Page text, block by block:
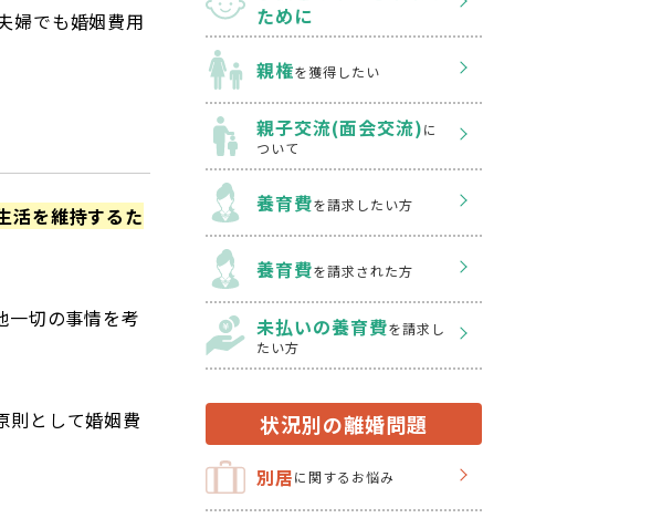
婦でも婚姻費用
活を維持するた
切の事情を考
則として婚姻費
ために
親権を獲得したい
親子交流(面会交流)に
ついて
養育費を請求したい方
養育費を請求された方
未払いの養育費を請求し
たい方
状況別の離婚問題
別居に関するお悩み